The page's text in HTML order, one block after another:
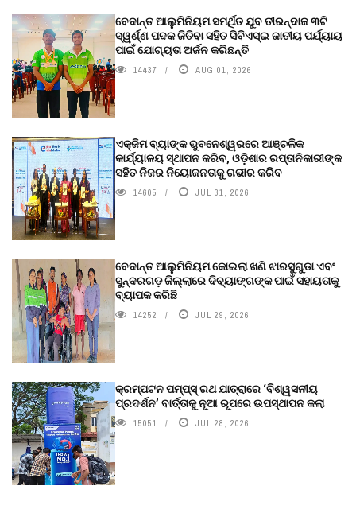
ବେଦାନ୍ତ ଆଲୁମିନିୟମ ସମର୍ଥିତ ଯୁବ ତୀରନ୍ଦାଜ ୩ଟି
ସ୍ୱର୍ଣ୍ଣ ପଦକ ଜିତିବା ସହିତ ସିବିଏସ୍ଇ ଜାତୀୟ ପର୍ଯ୍ୟାୟ
ପାଇଁ ଯୋଗ୍ୟତା ଅର୍ଜନ କରିଛନ୍ତି
14437 AUG 01, 2026
ଏକ୍ଜିମ ବ୍ୟାଙ୍କ ଭୁବନେଶ୍ୱରରେ ଆଞ୍ଚଳିକ
କାର୍ଯ୍ୟାଳୟ ସ୍ଥାପନ କରିବ, ଓଡ଼ିଶାର ରପ୍ତାନିକାରୀଙ୍କ
ସହିତ ନିଜର ନିୟୋଜନତାକୁ ଗଭୀର କରିବ
14605 JUL 31, 2026
ବେଦାନ୍ତ ଆଲୁମିନିୟମ କୋଇଲା ଖଣି ଝାରସୁଗୁଡା ଏବଂ
ସୁନ୍ଦରଗଡ଼ ଜିଲ୍ଲାରେ ଦିବ୍ୟାଙ୍ଗଙ୍କ ପାଇଁ ସହାୟତାକୁ
ବ୍ୟାପକ କରିଛି
14252 JUL 29, 2026
କ୍ରମ୍ପଟନ ପମ୍ପ୍‌ସ୍‌ ରଥ ଯାତ୍ରାରେ ‘ବିଶ୍ୱସନୀୟ
ପ୍ରଦର୍ଶନ’ ବାର୍ତ୍ତାକୁ ନୂଆ ରୂପରେ ଉପସ୍ଥାପନ କଲା
15051 JUL 28, 2026